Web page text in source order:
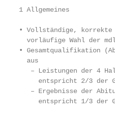
1 Allgemeines
• Vollständige, korrekte
vorläufige Wahl der
• Gesamtqualifikation
  aus
– Leistungen der 4
entspricht 2/3 der
– Ergebnisse der
entspricht 1/3 der